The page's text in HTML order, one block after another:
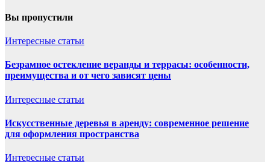
Вы пропустили
Интересные статьи
Безрамное остекление веранды и террасы: особенности,
преимущества и от чего зависят цены
Интересные статьи
Искусственные деревья в аренду: современное решение
для оформления пространства
Интересные статьи